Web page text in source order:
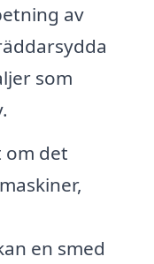
av
som
om det
en smed